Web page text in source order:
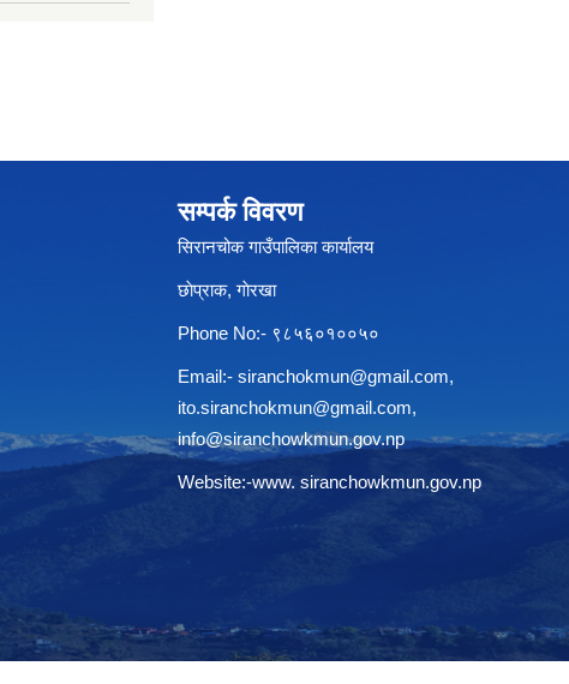
सम्पर्क विवरण
सिरानचोक गाउँपालिका कार्यालय
छाेप्राक, गाेरखा
Phone No:- ९८५६०१००५०
Email:- siranchokmun@gmail.com,
ito.siranchokmun@gmail.com,
info@siranchowkmun.gov.np
Website:-www. siranchowkmun.gov.np